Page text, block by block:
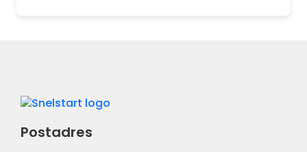
Postadres